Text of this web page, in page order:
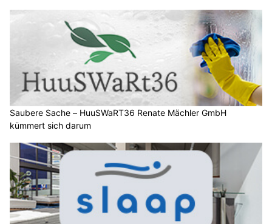
Saubere Sache – HuuSWaRT36 Renate Mächler GmbH
kümmert sich darum